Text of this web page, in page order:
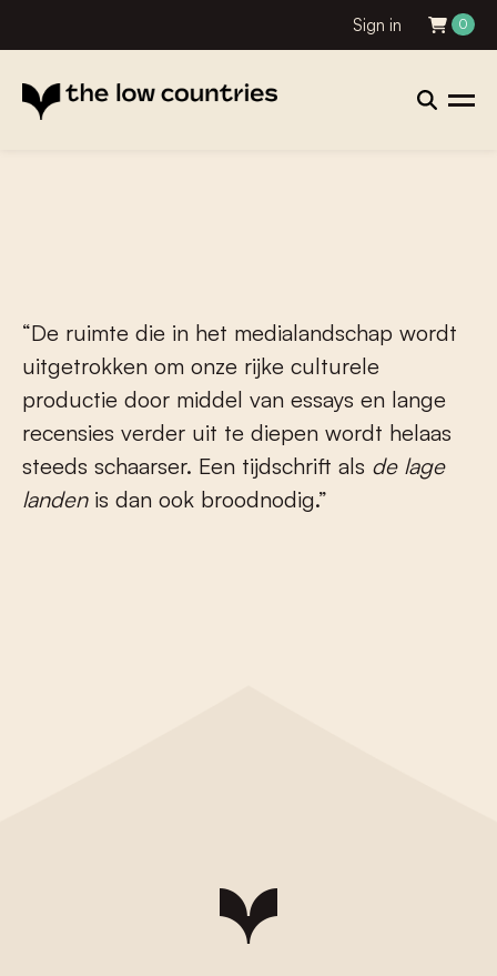
Sign in 0
“De ruimte die in het medialandschap wordt
uitgetrokken om onze rijke culturele
productie door middel van essays en lange
recensies verder uit te diepen wordt helaas
steeds schaarser. Een tijdschrift als de lage
landenis dan ook broodnodig.”